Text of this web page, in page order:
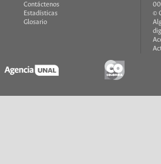
Contáctenos
Estadísticas
Glosario
©